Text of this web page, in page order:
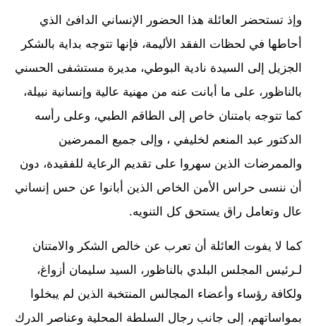
وإذ تستحضر العائلة هذا الحضور الإنساني الدافئ الذي
أحاطها في لحظات الفقد الأليمة، فإنها تتوجه بداية بالشكر
الجزيل إلى السيدة نادية البوطي، مديرة مستشفى الحسني
بالناظور، على ما أبانت عنه من مهنية عالية وإنسانية نبيلة،
كما تتوجه بامتنان خاص إلى الطاقم الطبي، وعلى رأسه
الدكتور عبد المنعم لخليفي ، وإلى جميع الممرضين
والممرضات الذين سهروا على تقديم الرعاية للفقيدة، دون
أن ننسى حراس الأمن الخاص الذين أبانوا عن حس إنساني
عال وتعامل راق يستحق كل التنويه.
كما لا يفوت العائلة أن تعرب عن خالص الشكر والامتنان
لـرئيس المجلس البلدي بالناظور، السيد سليمان أزواغ،
ولكافة رؤساء وأعضاء المجالس المنتخبة الذين لم يبخلوا
بمواساتهم، إلى جانب رجال السلطة المحلية وعناصر الدرك